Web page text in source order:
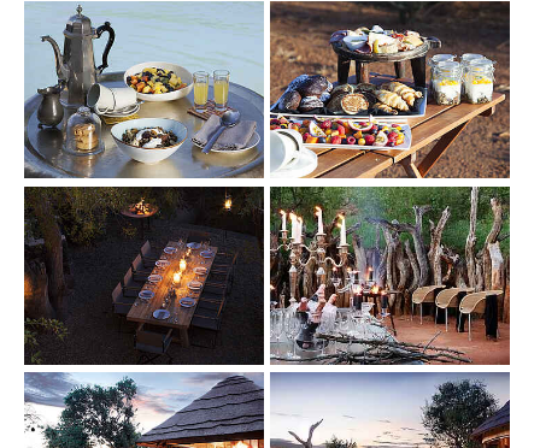
Show larger version Show larger version
Show larger version Show larger version
Show larger version Show larger version